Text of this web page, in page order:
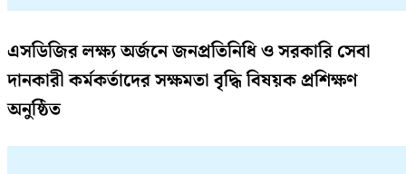
এসডিজির লক্ষ্য অর্জনে জনপ্রতিনিধি ও সরকারি সেবা
দানকারী কর্মকর্তাদের সক্ষমতা বৃদ্ধি বিষয়ক প্রশিক্ষণ
অনুষ্ঠিত